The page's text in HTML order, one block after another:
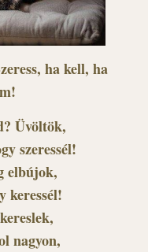
ha kell, ha
Üvöltök,
szeressél!
elbújok,
keressél!
nagyon,